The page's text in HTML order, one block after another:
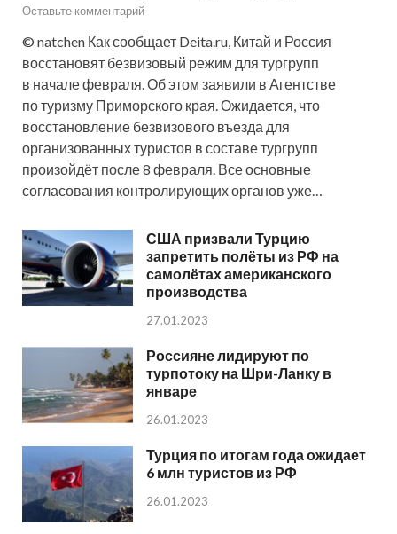
Оставьте комментарий
© natchen Как сообщает Deita.ru, Китай и Россия
восстановят безвизовый режим для тургрупп
в начале февраля. Об этом заявили в Агентстве
по туризму Приморского края. Ожидается, что
восстановление безвизового въезда для
организованных туристов в составе тургрупп
произойдёт после 8 февраля. Все основные
согласования контролирующих органов уже…
США призвали Турцию
запретить полёты из РФ на
самолётах американского
производства
27.01.2023
Россияне лидируют по
турпотоку на Шри-Ланку в
январе
26.01.2023
Турция по итогам года ожидает
6 млн туристов из РФ
26.01.2023